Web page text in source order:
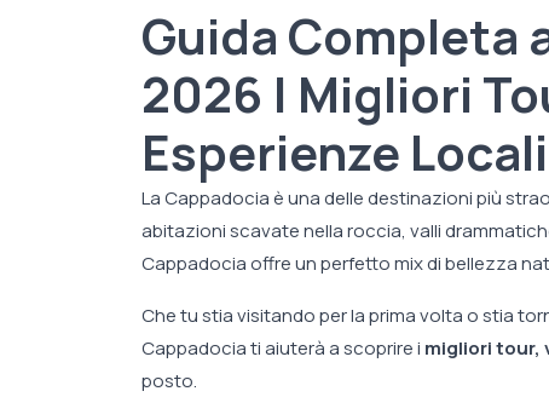
Guida Completa
2026 | Migliori
Esperienze Locali
La Cappadocia è una delle destinazioni più
abitazioni scavate nella roccia, valli
Cappadocia offre un perfetto mix di bellezza
Che tu stia visitando per la prima volta o stia
Cappadocia ti aiuterà a scoprire i migliori tour,
posto.